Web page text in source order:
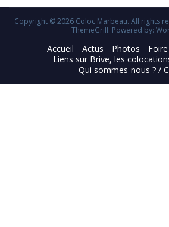
Copyright © 2026 Coloc Marbeau. All rights
ThemeGrill. Powered by:
Accueil Actus Photos
Liens sur Brive, les
Qui sommes-nous ? /